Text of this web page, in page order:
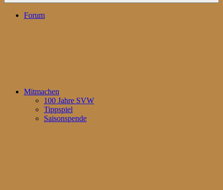
Forum
Mitmachen
100 Jahre SVW
Tippspiel
Saisonspende